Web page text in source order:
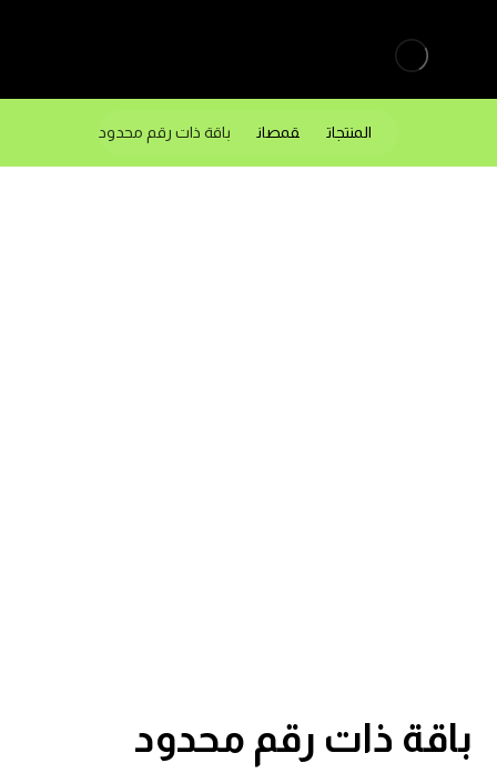
المنتجات قمصان باقة ذات رقم محدود
باقة ذات رقم محدود